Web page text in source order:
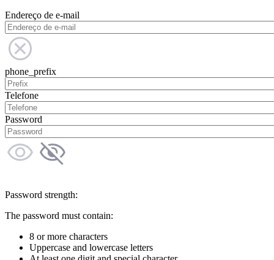
Endereço de e-mail
phone_prefix
Telefone
Password
Password strength:
The password must contain:
8 or more characters
Uppercase and lowercase letters